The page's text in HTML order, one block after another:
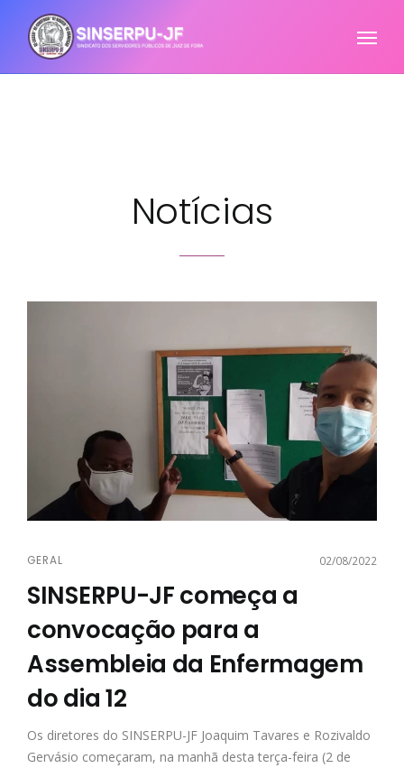
Notícias
GERAL 02/08/2022
SINSERPU-JF começa a
convocação para a
Assembleia da Enfermagem
do dia 12
Os diretores do SINSERPU-JF Joaquim Tavares e Rozivaldo
Gervásio começaram, na manhã desta terça-feira (2 de